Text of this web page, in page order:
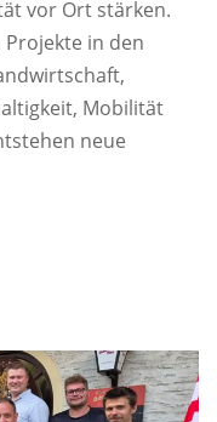
vor Ort stärken.
in den
Mobilität
neue